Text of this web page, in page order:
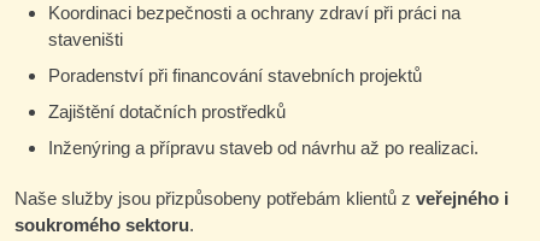
Koordinaci bezpečnosti a ochrany zdraví při práci na
staveništi
Poradenství při financování stavebních projektů
Zajištění dotačních prostředků
Inženýring a přípravu staveb od návrhu až po realizaci.
Naše služby jsou přizpůsobeny potřebám klientů z veřejného i
soukromého sektoru.